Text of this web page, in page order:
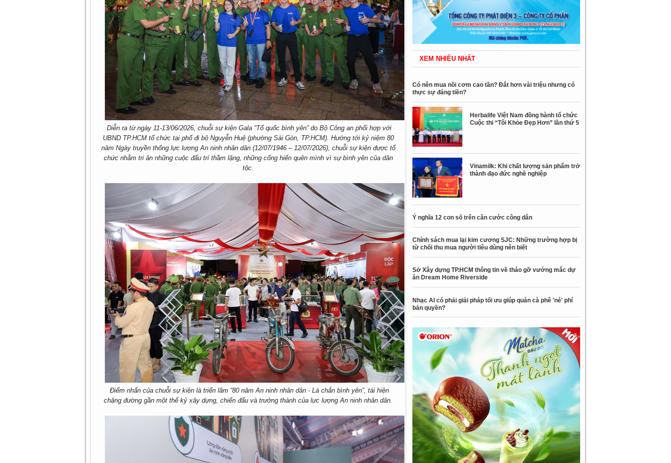
Diễn ra từ ngày 11-13/06/2026, chuỗi sự kiện Gala “Tổ quốc bình yên” do Bộ Công an phối hợp với
UBND TP.HCM tổ chức tại phố đi bộ Nguyễn Huệ (phường Sài Gòn, TP.HCM). Hướng tới kỷ niệm 80
năm Ngày truyền thống lực lượng An ninh nhân dân (12/07/1946 – 12/07/2026), chuỗi sự kiện được tổ
chức nhằm tri ân những cuộc đấu trí thầm lặng, những cống hiến quên mình vì sự bình yên của dân
tộc.
Điểm nhấn của chuỗi sự kiện là triển lãm “80 năm An ninh nhân dân - Lá chắn bình yên”, tái hiện
chặng đường gần một thế kỷ xây dựng, chiến đấu và trưởng thành của lực lượng An ninh nhân dân.
XEM NHIỀU NHẤT
Có nên mua nồi cơm cao tần? Đắt hơn vài triệu nhưng có
thực sự đáng tiền?
Herbalife Việt Nam đồng hành tổ chức
Cuộc thi “Tôi Khỏe Đẹp Hơn” lần thứ 5
Vinamilk: Khi chất lượng sản phẩm trở
thành đạo đức nghề nghiệp
Ý nghĩa 12 con số trên căn cước công dân
Chính sách mua lại kim cương SJC: Những trường hợp bị
từ chối thu mua người tiêu dùng nên biết
Sở Xây dựng TP.HCM thông tin về tháo gỡ vướng mắc dự
án Dream Home Riverside
Nhạc AI có phải giải pháp tối ưu giúp quán cà phê 'né' phí
bản quyền?